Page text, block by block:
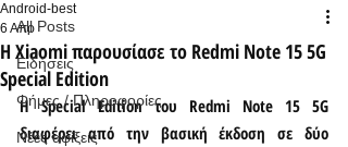
All Posts
Ειδήσεις
Φήμες / Πληροφορίες
Νέες αφίξεις
H Xiaomi παρουσίασε το Redmi Note 15 5G
Special Edition
Android-best
6 Απρ
Η Special Edition του Redmi Note 15 5G
διαφέρει από την βασική έκδοση σε δύο